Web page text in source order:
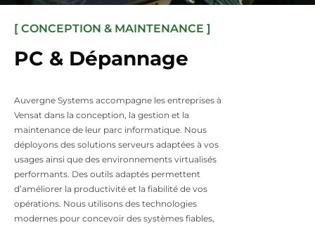
[ CONCEPTION & MAINTENANCE ]
PC & Dépannage
Auvergne Systems accompagne les entreprises à
Vensat dans la conception, la gestion et la
maintenance de leur parc informatique. Nous
déployons des solutions serveurs adaptées à vos
usages ainsi que des environnements virtualisés
performants. Des outils adaptés permettent
d’améliorer la productivité et la fiabilité de vos
opérations. Nous utilisons des technologies
modernes pour concevoir des systèmes fiables,